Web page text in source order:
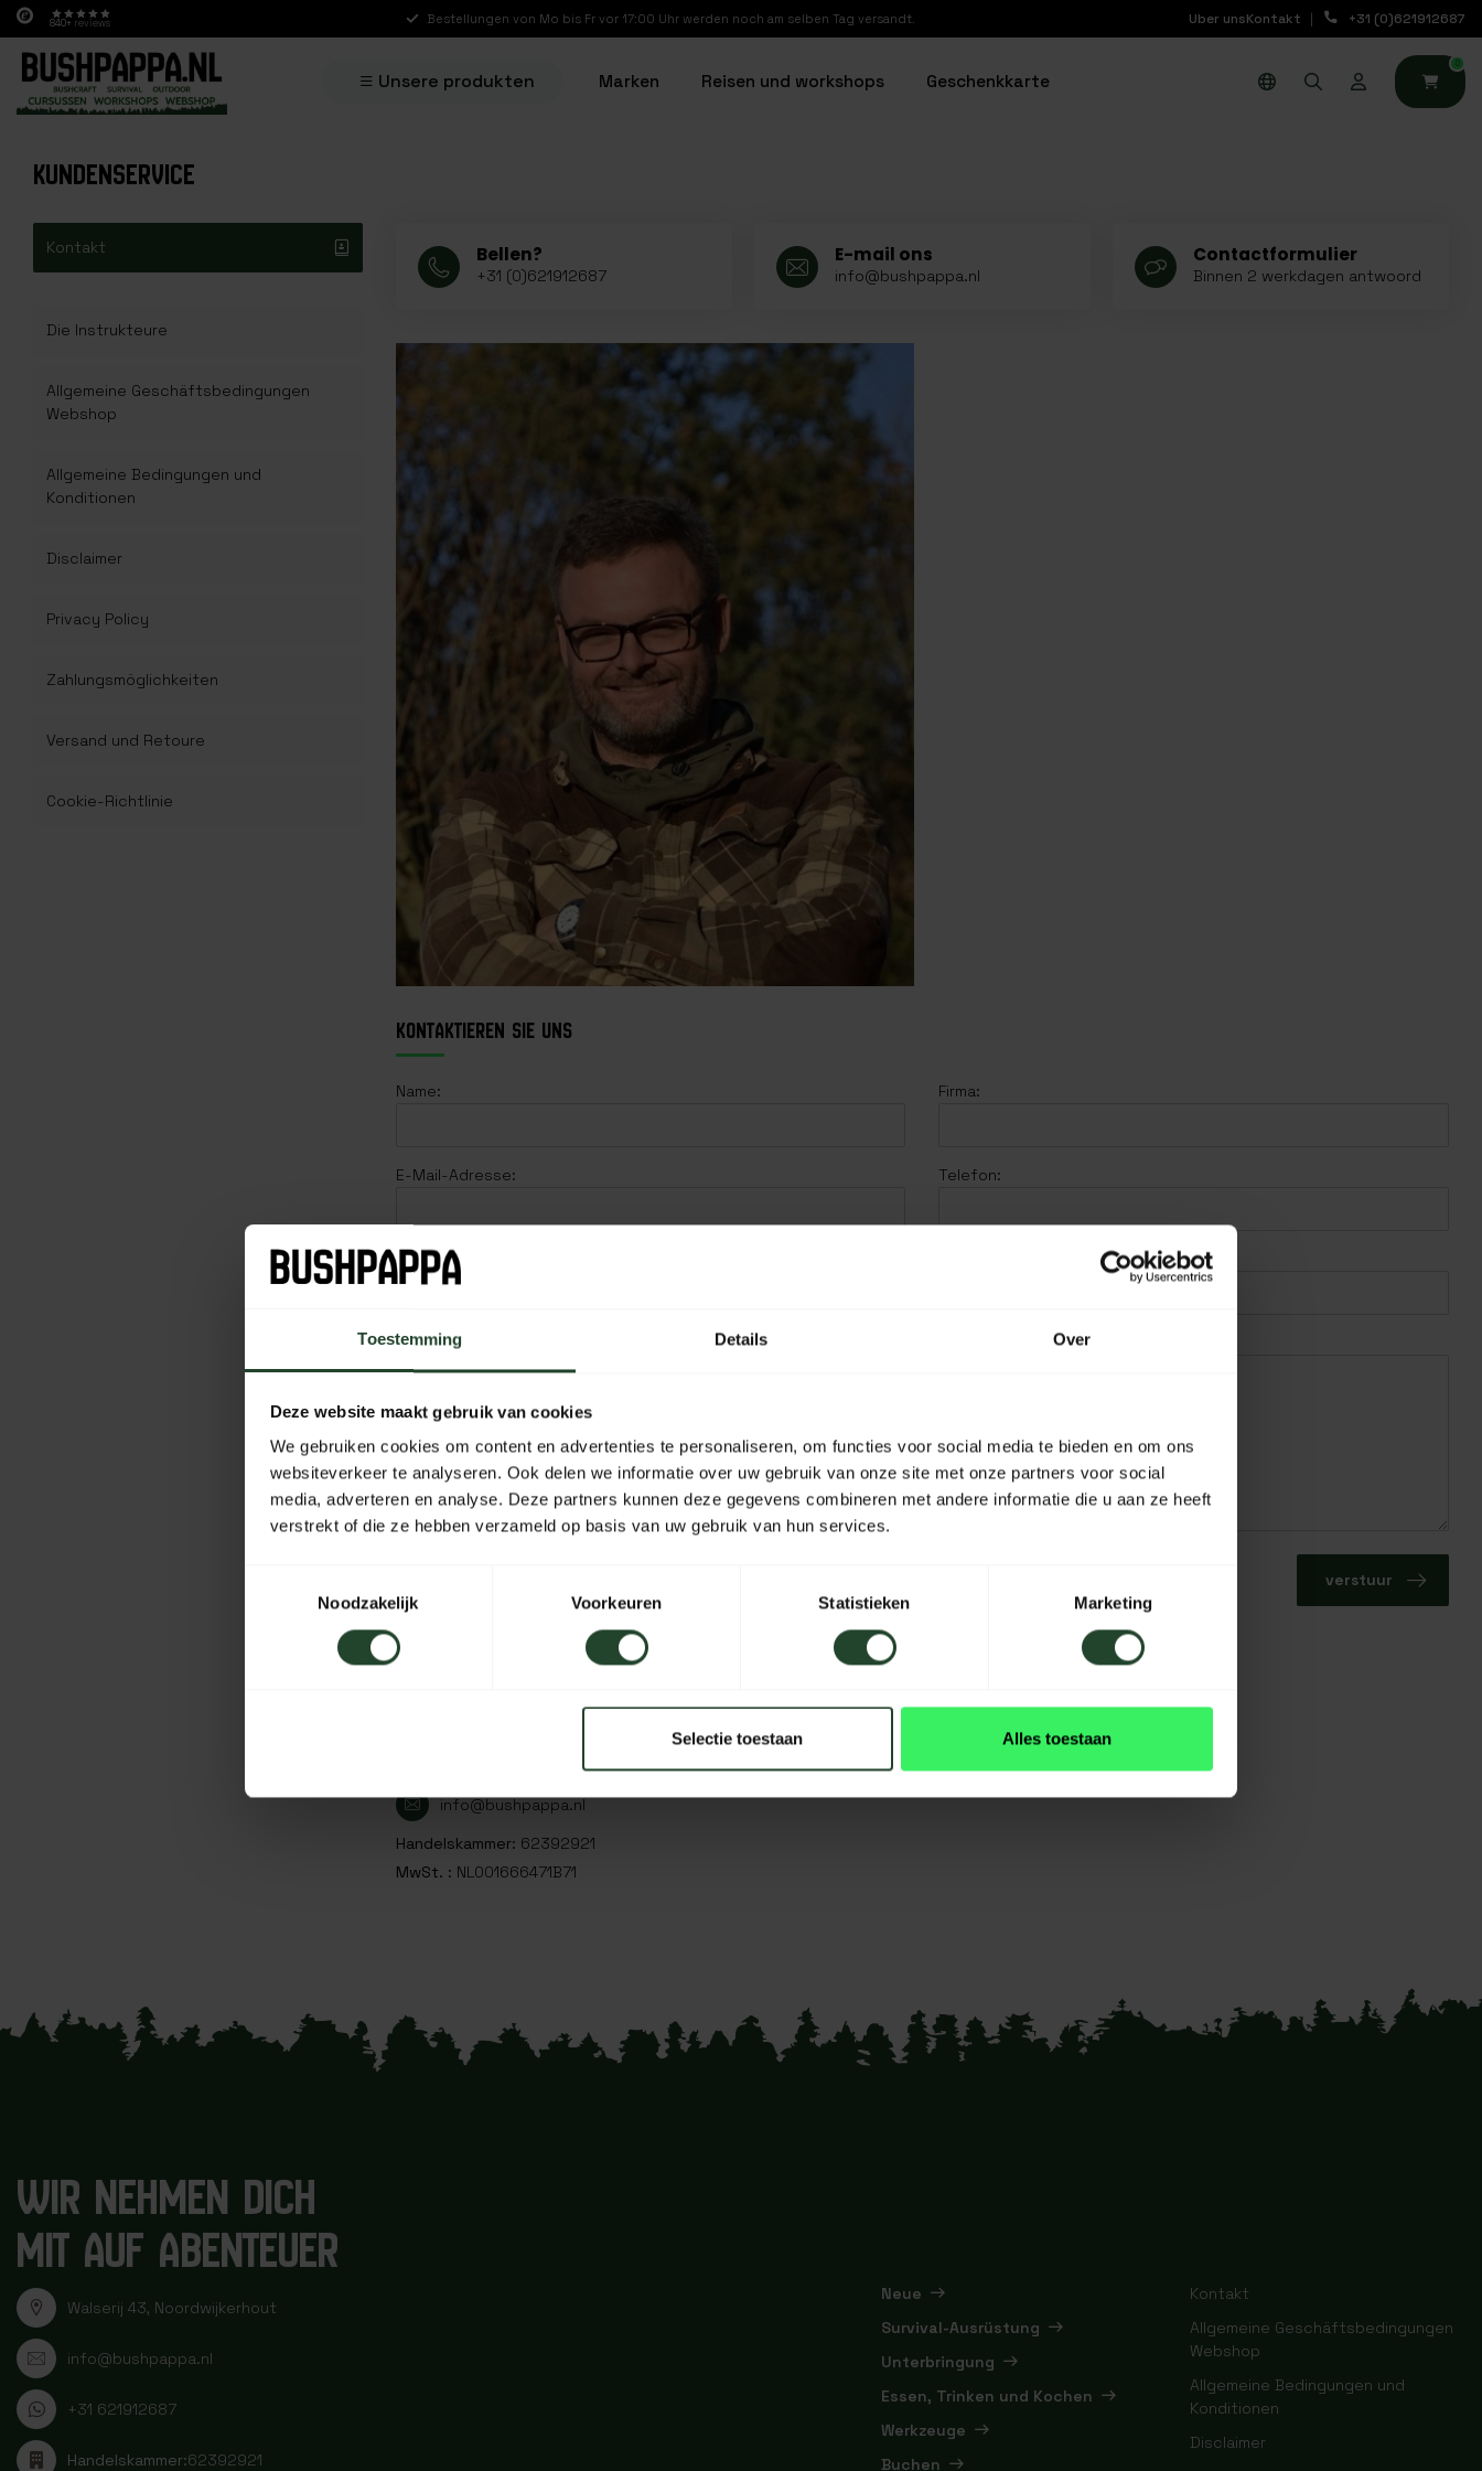
Toestemming Details Over
Deze website maakt gebruik van cookies
We gebruiken cookies om content en advertenties te personaliseren, om functies voor social media te bieden en om ons
websiteverkeer te analyseren. Ook delen we informatie over uw gebruik van onze site met onze partners voor social
media, adverteren en analyse. Deze partners kunnen deze gegevens combineren met andere informatie die u aan ze heeft
verstrekt of die ze hebben verzameld op basis van uw gebruik van hun services.
Noodzakelijk
Voorkeuren Statistieken Marketing
Selectie toestaan Alles toestaan
840+ reviews Bestellungen von Mo bis Fr vor 17:00 Uhr werden noch am selben Tag versandt. Uber unsKontakt +31 (0)621912687
Unsere produkten Marken Reisen und workshops Geschenkkarte
0
KUNDENSERVICE
Kontakt
Die Instrukteure
Allgemeine Geschäftsbedingungen
Webshop
Allgemeine Bedingungen und
Konditionen
Disclaimer
Privacy Policy
Zahlungsmöglichkeiten
Versand und Retoure
Cookie-Richtlinie
Bellen?
+31 (0)621912687
E-mail ons
info@bushpappa.nl
Contactformulier
Binnen 2 werkdagen antwoord
KONTAKTIEREN SIE UNS
Name: Firma:
E-Mail-Adresse: Telefon:
Betreff:
Nachricht:
verstuur
KONTAKT
info@bushpappa.nl
Handelskammer: 62392921
MwSt. : NL001666471B71
Bushpappa
Walserij 43
WIR NEHMEN DICH
MIT AUF ABENTEUER
Walserij 43, Noordwijkerhout
info@bushpappa.nl
+31 621912687
Handelskammer:62392921
Neue
Survival-Ausrüstung
Unterbringung
Essen, Trinken und Kochen
Werkzeuge
Buchen
Kontakt
Allgemeine Geschäftsbedingungen
Webshop
Allgemeine Bedingungen und
Konditionen
Disclaimer